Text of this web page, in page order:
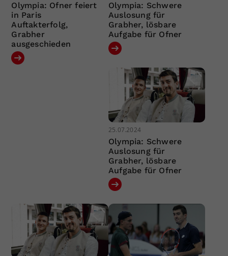
Olympia: Ofner feiert
in Paris
Auftakterfolg,
Grabher
ausgeschieden
Olympia: Schwere
Auslosung für
Grabher, lösbare
Aufgabe für Ofner
25.07.2024
Olympia: Schwere
Auslosung für
Grabher, lösbare
Aufgabe für Ofner